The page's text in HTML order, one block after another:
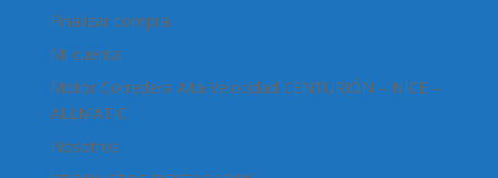
Finalizar compra
Mi cuenta
Motor Corredera Alta Velocidad CENTURIÓN – NICE –
ALLMATIC
Nosotros